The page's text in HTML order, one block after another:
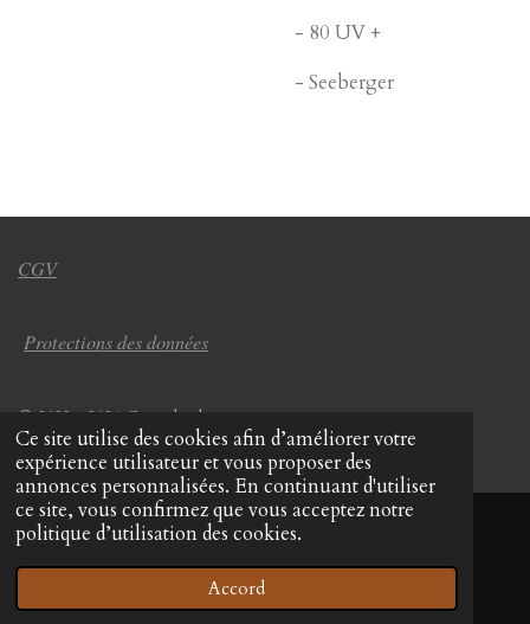
Ce site utilise des cookies afin d’améliorer votre
expérience utilisateur et vous proposer des
annonces personnalisées. En continuant d'utiliser
ce site, vous confirmez que vous acceptez notre
politique d’utilisation des cookies.
Accord
- 80 UV +
- Seeberger
CGV
Protections des données
© 2022 - 2026 Coup de chapeau
Propulsé parWebador